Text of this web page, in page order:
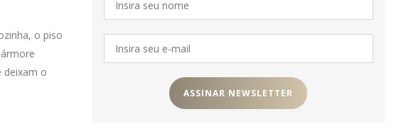
o piso
deixam o